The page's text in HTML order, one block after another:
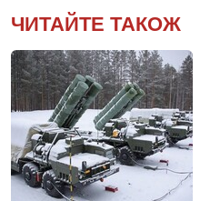
ЧИТАЙТЕ ТАКОЖ